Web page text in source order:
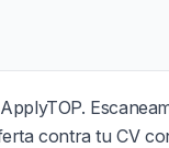
contra tu CV